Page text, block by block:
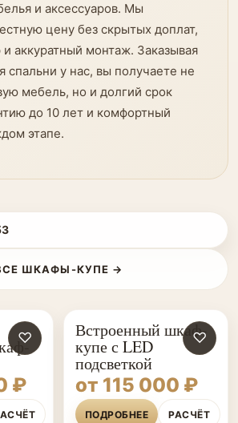
и аксессуаров. Мы
цену без скрытых доплат,
аккуратный монтаж. Заказывая
спальни у нас, вы получаете не
мебель, но и долгий срок
до 10 лет и комфортный
этапе.
ШКАФЫ-КУПЕ →
♡
₽
♡
Встроенный шкаф-
купе с LED
подсветкой
от 115 000 ₽
ПОДРОБНЕЕ РАСЧЁТ